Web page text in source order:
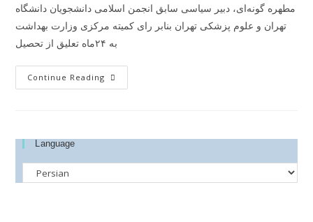
مطهره گونه‌ای، دبیر سیاسی سابق انجمن اسلامی دانشجویان دانشگاه
تهران و علوم پزشکی تهران بنابر رای کمیته مرکزی وزارت بهداشت
به ۲۴ماه تعلیق از تحصیل
Continue Reading
Language